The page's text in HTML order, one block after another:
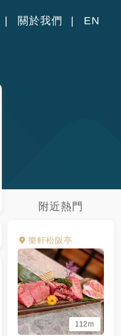
關於我們 EN
附近熱門
樂軒松阪亭
112m